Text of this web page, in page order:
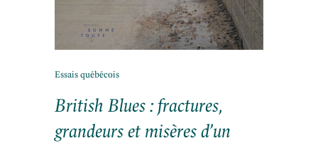
Essais québécois
British Blues : fractures,
grandeurs et misères d’un